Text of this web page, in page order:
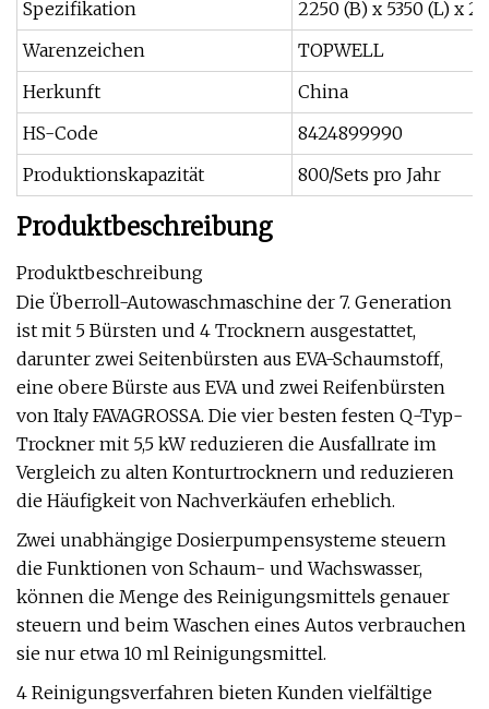
Spezifikation
2250 (B) x 5350 (L) x
Warenzeichen
TOPWELL
Herkunft
China
HS-Code
8424899990
Produktionskapazität
800/Sets pro Jahr
Produktbeschreibung
Produktbeschreibung
Die Überroll-Autowaschmaschine der 7. Generation
ist mit 5 Bürsten und 4 Trocknern ausgestattet,
darunter zwei Seitenbürsten aus EVA-Schaumstoff,
eine obere Bürste aus EVA und zwei Reifenbürsten
von Italy FAVAGROSSA. Die vier besten festen Q-Typ-
Trockner mit 5,5 kW reduzieren die Ausfallrate im
Vergleich zu alten Konturtrocknern und reduzieren
die Häufigkeit von Nachverkäufen erheblich.
Zwei unabhängige Dosierpumpensysteme steuern
die Funktionen von Schaum- und Wachswasser,
können die Menge des Reinigungsmittels genauer
steuern und beim Waschen eines Autos verbrauchen
sie nur etwa 10 ml Reinigungsmittel.
4 Reinigungsverfahren bieten Kunden vielfältige